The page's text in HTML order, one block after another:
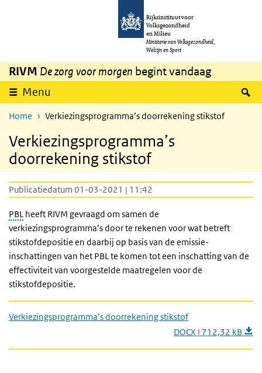
Overslaan en naar de inhoud gaan
Rijksinstituut voor
Volksgezondheid
en Milieu
Ministerie van Volksgezondheid,
Welzijn en Sport
RIVM De zorg voor morgen begint vandaag
Menu
Home Verkiezingsprogramma’s doorrekening stikstof
Verkiezingsprogramma’s
doorrekening stikstof
Publicatiedatum 01-03-2021 | 11:42
PBL heeft RIVM gevraagd om samen de
verkiezingsprogramma’s door te rekenen voor wat betreft
stikstofdepositie en daarbij op basis van de emissie-
inschattingen van het PBL te komen tot een inschatting van de
effectiviteit van voorgestelde maatregelen voor de
stikstofdepositie.
Verkiezingsprogramma’s doorrekening stikstof
DOCX | 712,32 kB